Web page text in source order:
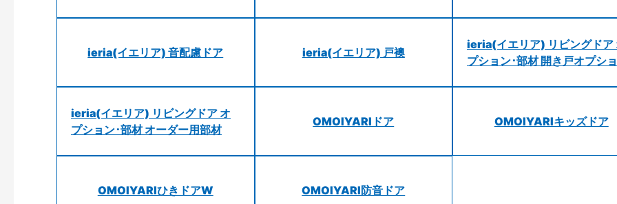
ieria(イエリア) 音配慮ドア ieria(イエリア) 戸襖
ieria(イエリア) リビングドア
プション･部材 開き戸オプシ
ieria(イエリア) リビングドア オ
プション･部材 オーダー用部材
OMOIYARIドア OMOIYARIキッズドア
OMOIYARIひきドアW OMOIYARI防音ドア